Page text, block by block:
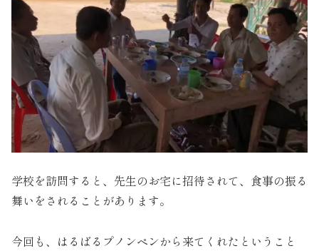
学校を訪問すると、先生のお宅に招待されて、食事の振る
舞いをされることがあります。
今回も、はるばるプノンペンから来てくれたということ